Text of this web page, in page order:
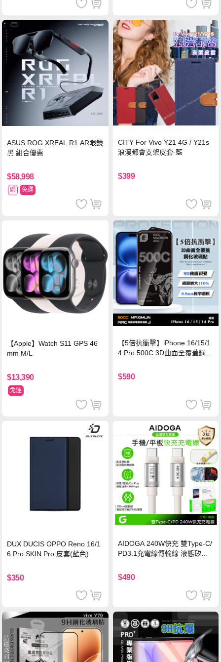
ASUS ROG XREAL R1 AR眼鏡
黑 組合優惠
$58,998
贈 免運
CITY For Vivo Y21 4G / Y21s
浪漫都會支架皮套-藍
$399
【Apple】Watch S11 GPS 46
mm M/L
$13,390
免運
【5倍抗衝擊】iPhone 16/15/1
4 Pro 500C 3D曲面全覆蓋鋼化
保護貼
$590
DUX DUCIS OPPO Reno 16/1
6 Pro SKIN Pro 皮套(藍色)
$350
AIDOGA 240W快充 雙Type-C/
PD3.1充電線傳輸線 液態矽膠
機/平板/筆電
$490